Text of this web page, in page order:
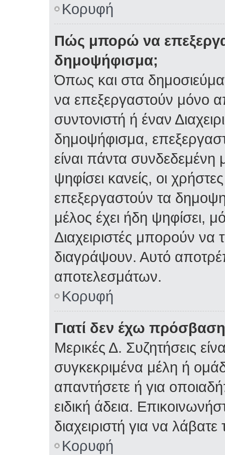
Κορυφή
Πώς μπορώ να
δημοψήφισμα;
Όπως και στα
να επεξεργαστούν μόνο
συντονιστή ή έναν
δημοψήφισμα,
είναι πάντα
ψηφίσει κανείς, οι
επεξεργαστούν τα
μέλος έχει ήδη ψηφίσει,
Διαχειριστές μπορούν να
διαγράψουν. Αυτό
αποτελεσμάτων.
Κορυφή
Γιατί δεν έχω
Μερικές Δ. Συζητήσεις
συγκεκριμένα μέλη ή
απαντήσετε ή για
ειδική άδεια.
διαχειριστή για να λάβατε
Κορυφή